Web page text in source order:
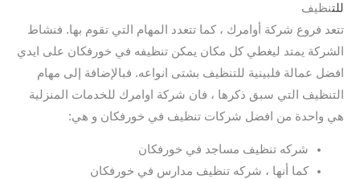
للتنظيف
تتعد فروع شركة أوامرك ، كما تتعدد المهام التي تقوم بها. فنشاط
الشركة يمتد ليغطي كل مكان يمكن تنظيفه في خورفكان على ايدي
افضل عمالة فلبينية للتنظيف بشتى انواعه. فبالإضافة إلى مهام
التنظيف التي سبق ذكرها ، فان شركة اوامرك للخدمات المنزلية
هي واحدة من افضل شركات تنظيف في خورفكان و هي:
شركه تنظيف مساجد في خورفكان
كما أنها ، شركه تنظيف مدارس في خورفكان